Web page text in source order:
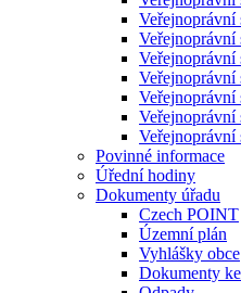
Veřejnoprávní
Veřejnoprávní
Veřejnoprávní
Veřejnoprávní
Veřejnoprávní
Veřejnoprávní
Veřejnoprávní
Povinné informace
Úřední hodiny
Dokumenty úřadu
Czech POINT
Územní plán
Vyhlášky obce
Dokumenty